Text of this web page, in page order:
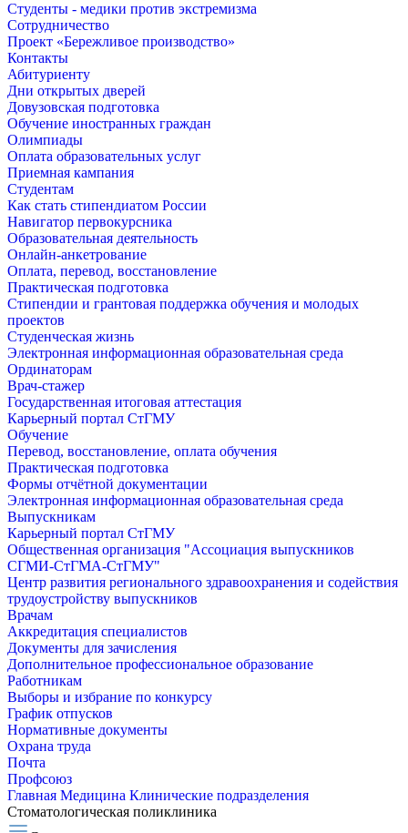
Студенты - медики против экстремизма
Сотрудничество
Проект «Бережливое производство»
Контакты
Абитуриенту
Дни открытых дверей
Довузовская подготовка
Обучение иностранных граждан
Олимпиады
Оплата образовательных услуг
Приемная кампания
Студентам
Как стать стипендиатом России
Навигатор первокурсника
Образовательная деятельность
Онлайн-анкетрование
Оплата, перевод, восстановление
Практическая подготовка
Стипендии и грантовая поддержка обучения и молодых
проектов
Студенческая жизнь
Электронная информационная образовательная среда
Ординаторам
Врач-стажер
Государственная итоговая аттестация
Карьерный портал СтГМУ
Обучение
Перевод, восстановление, оплата обучения
Практическая подготовка
Формы отчётной документации
Электронная информационная образовательная среда
Выпускникам
Карьерный портал СтГМУ
Общественная организация "Ассоциация выпускников
СГМИ-СтГМА-СтГМУ"
Центр развития регионального здравоохранения и содействия
трудоустройству выпускников
Врачам
Аккредитация специалистов
Документы для зачисления
Дополнительное профессиональное образование
Работникам
Выборы и избрание по конкурсу
График отпусков
Нормативные документы
Охрана труда
Почта
Профсоюз
Главная Медицина Клинические подразделения
Стоматологическая поликлиника